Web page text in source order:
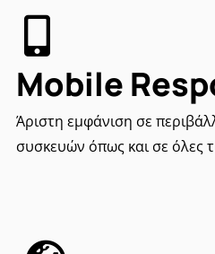
Mobile
Άριστη εμφάνιση σε
συσκευών όπως και σε όλες